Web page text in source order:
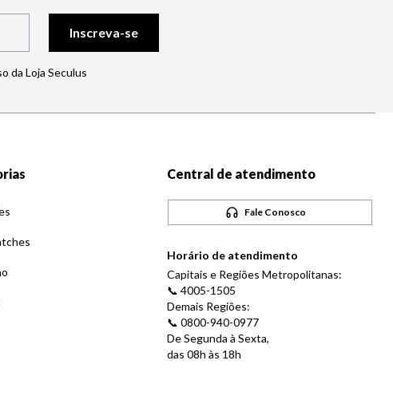
Inscreva-se
da Loja Seculus
Central de atendimento
Fale Conosco
Horário de atendimento
Capitais e Regiões Metropolitanas:
📞 4005-1505
Demais Regiões:
📞 0800-940-0977
De Segunda à Sexta,
das 08h às 18h